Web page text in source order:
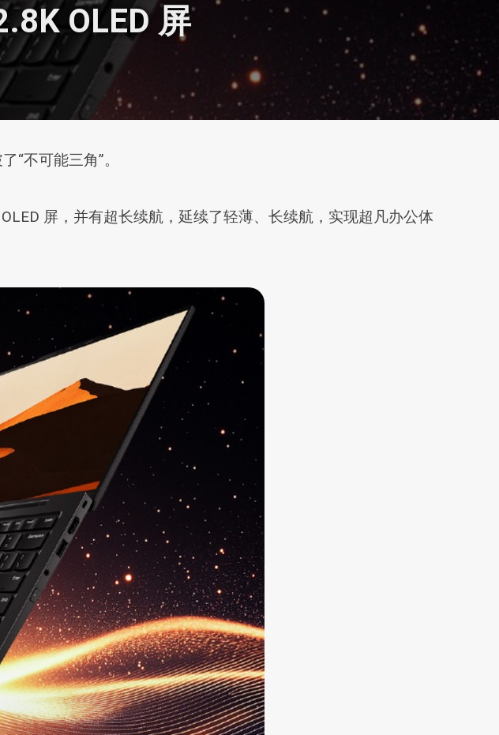
OLED 屏
“不可能三角”。
屏，并有超长续航，延续了轻薄、长续航，实现超凡办公体